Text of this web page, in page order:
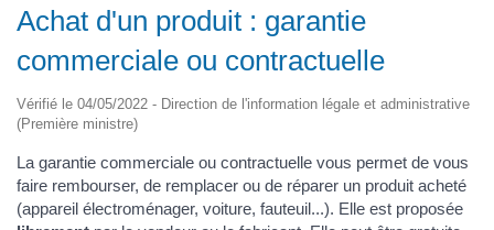
Achat d'un produit : garantie
commerciale ou contractuelle
Vérifié le 04/05/2022 - Direction de l'information légale et administrative
(Première ministre)
La garantie commerciale ou contractuelle vous permet de vous
faire rembourser, de remplacer ou de réparer un produit acheté
(appareil électroménager, voiture, fauteuil...). Elle est proposée